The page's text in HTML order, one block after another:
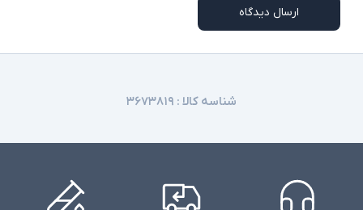
ارسال دیدگاه
شناسه کالا : ۳۶۷۳۸۱۹